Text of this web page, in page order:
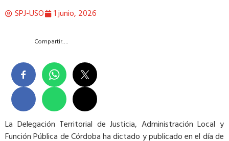
SPJ-USO 1 junio, 2026
Compartir….
La Delegación Territorial de Justicia, Administración Local y
Función Pública de Córdoba ha dictado y publicado en el día de